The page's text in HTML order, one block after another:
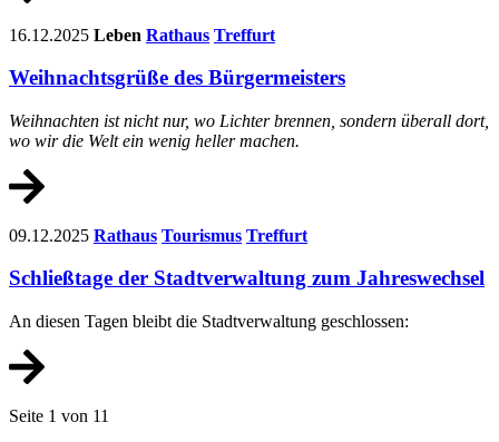
16.12.2025 Leben Rathaus Treffurt
Weihnachtsgrüße des Bürgermeisters
Weihnachten ist nicht nur, wo Lichter brennen, sondern überall dort,
wo wir die Welt ein wenig heller machen.
09.12.2025 Rathaus Tourismus Treffurt
Schließtage der Stadtverwaltung zum Jahreswechsel
An diesen Tagen bleibt die Stadtverwaltung geschlossen:
Seite 1 von 11